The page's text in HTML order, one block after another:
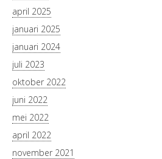
april 2025
januari 2025
januari 2024
juli 2023
oktober 2022
juni 2022
mei 2022
april 2022
november 2021